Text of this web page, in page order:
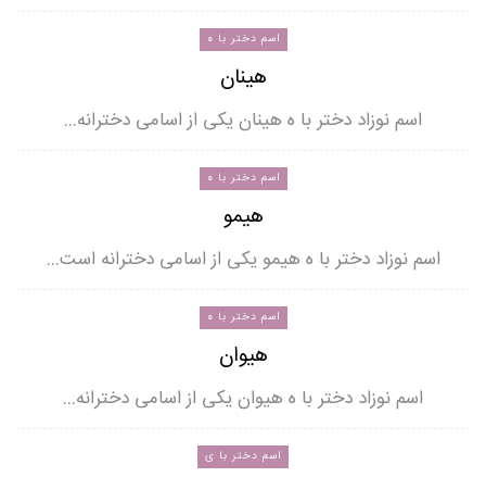
اسم دختر با ه
هینان
اسم نوزاد دختر با ه هینان یکی از اسامی دخترانه…
اسم دختر با ه
هیمو
اسم نوزاد دختر با ه هیمو یکی از اسامی دخترانه است…
اسم دختر با ه
هیوان
اسم نوزاد دختر با ه هیوان یکی از اسامی دخترانه…
اسم دختر با ی